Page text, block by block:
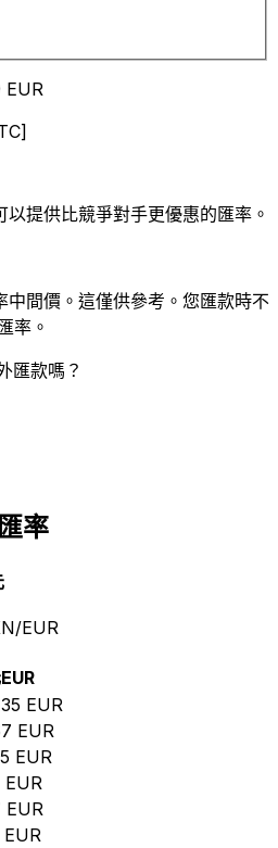
EUR
以提供比競爭對手更優惠的匯率。
中間價。這僅供參考。您匯款時不
率。
匯款嗎？
率
EUR
EUR
EUR
EUR
EUR
EUR
EUR
EUR